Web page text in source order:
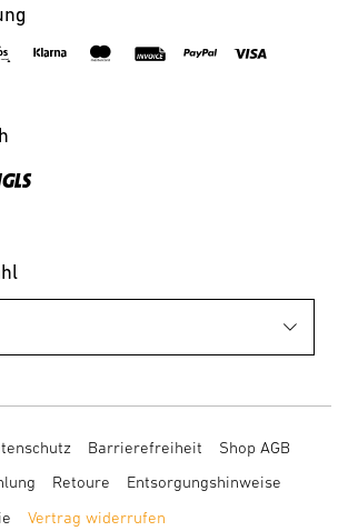
Barrierefreiheit
Shop AGB
Retoure
Entsorgungshinweise
Vertrag widerrufen